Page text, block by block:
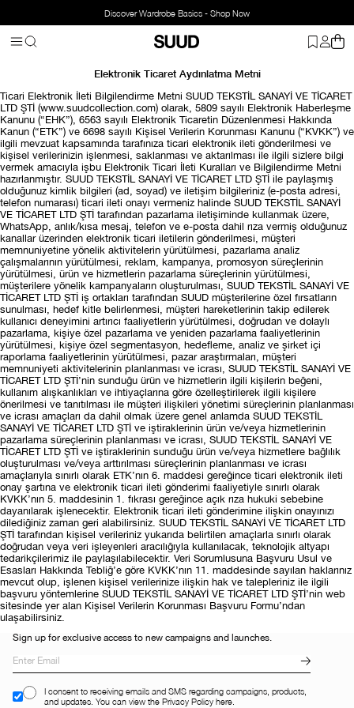
Discover Wardrobe Basics - Shop Now
Elektronik Ticaret Aydınlatma Metni
Ticari Elektronik İleti Bilgilendirme Metni SUUD TEKSTİL SANAYİ VE TİCARET
LTD ŞTİ (www.suudcollection.com) olarak, 5809 sayılı Elektronik Haberleşme
Kanunu (“EHK”), 6563 sayılı Elektronik Ticaretin Düzenlenmesi Hakkında
Kanun (“ETK”) ve 6698 sayılı Kişisel Verilerin Korunması Kanunu (“KVKK”) ve
ilgili mevzuat kapsamında tarafınıza ticari elektronik ileti gönderilmesi ve
kişisel verilerinizin işlenmesi, saklanması ve aktarılması ile ilgili sizlere bilgi
vermek amacıyla işbu Elektronik Ticari İleti Kuralları ve Bilgilendirme Metni
hazırlanmıştır. SUUD TEKSTİL SANAYİ VE TİCARET LTD ŞTİ ile paylaşmış
olduğunuz kimlik bilgileri (ad, soyad) ve iletişim bilgileriniz (e-posta adresi,
telefon numarası) ticari ileti onayı vermeniz halinde SUUD TEKSTİL SANAYİ
VE TİCARET LTD ŞTİ tarafından pazarlama iletişiminde kullanmak üzere,
WhatsApp, anlık/kısa mesaj, telefon ve e-posta dahil rıza vermiş olduğunuz
kanallar üzerinden elektronik ticari iletilerin gönderilmesi, müşteri
memnuniyetine yönelik aktivitelerin yürütülmesi, pazarlama analiz
çalışmalarının yürütülmesi, reklam, kampanya, promosyon süreçlerinin
yürütülmesi, ürün ve hizmetlerin pazarlama süreçlerinin yürütülmesi,
müşterilere yönelik kampanyaların oluşturulması, SUUD TEKSTİL SANAYİ VE
TİCARET LTD ŞTİ iş ortakları tarafından SUUD müşterilerine özel fırsatların
sunulması, hedef kitle belirlenmesi, müşteri hareketlerinin takip edilerek
kullanıcı deneyimini artırıcı faaliyetlerin yürütülmesi, doğrudan ve dolaylı
pazarlama, kişiye özel pazarlama ve yeniden pazarlama faaliyetlerinin
yürütülmesi, kişiye özel segmentasyon, hedefleme, analiz ve şirket içi
raporlama faaliyetlerinin yürütülmesi, pazar araştırmaları, müşteri
memnuniyeti aktivitelerinin planlanması ve icrası, SUUD TEKSTİL SANAYİ VE
TİCARET LTD ŞTİ’nin sunduğu ürün ve hizmetlerin ilgili kişilerin beğeni,
kullanım alışkanlıkları ve ihtiyaçlarına göre özelleştirilerek ilgili kişilere
önerilmesi ve tanıtılması ile müşteri ilişkileri yönetimi süreçlerinin planlanması
ve icrası amaçları da dahil olmak üzere genel anlamda SUUD TEKSTİL
SANAYİ VE TİCARET LTD ŞTİ ve iştiraklerinin ürün ve/veya hizmetlerinin
pazarlama süreçlerinin planlanması ve icrası, SUUD TEKSTİL SANAYİ VE
TİCARET LTD ŞTİ ve iştiraklerinin sunduğu ürün ve/veya hizmetlere bağlılık
oluşturulması ve/veya arttırılması süreçlerinin planlanması ve icrası
amaçlarıyla sınırlı olarak ETK’nın 6. maddesi gereğince ticari elektronik ileti
onay şartına ve elektronik ticari ileti gönderimi faaliyetiyle sınırlı olarak
KVKK’nın 5. maddesinin 1. fıkrası gereğince açık rıza hukuki sebebine
dayanılarak işlenecektir. Elektronik ticari ileti gönderimine ilişkin onayınızı
dilediğiniz zaman geri alabilirsiniz. SUUD TEKSTİL SANAYİ VE TİCARET LTD
ŞTİ tarafından kişisel verileriniz yukarıda belirtilen amaçlarla sınırlı olarak
doğrudan veya veri işleyenleri aracılığıyla kullanılacak, teknolojik altyapı
tedarikçilerimiz ile paylaşılabilecektir. Veri Sorumlusuna Başvuru Usul ve
Esasları Hakkında Tebliğ’e göre KVKK’nın 11. maddesinde sayılan haklarınız
mevcut olup, işlenen kişisel verilerinize ilişkin hak ve talepleriniz ile ilgili
başvuru yöntemlerine SUUD TEKSTİL SANAYİ VE TİCARET LTD ŞTİ’nin web
sitesinde yer alan Kişisel Verilerin Korunması Başvuru Formu’ndan
ulaşabilirsiniz.
Sign up for exclusive access to new campaigns and launches.
I consent to receiving emails and SMS regarding campaigns, products,
and updates. You can view the Privacy Policy here.